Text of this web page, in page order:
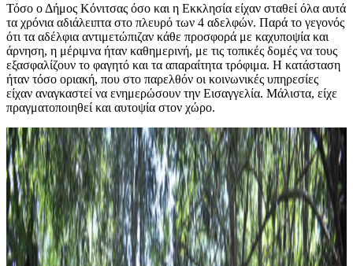
Τόσο ο Δήμος Κόνιτσας όσο και η Εκκλησία είχαν σταθεί όλα αυτά
τα χρόνια αδιάλειπτα στο πλευρό των 4 αδελφών. Παρά το γεγονός
ότι τα αδέλφια αντιμετώπιζαν κάθε προσφορά με καχυποψία και
άρνηση, η μέριμνα ήταν καθημερινή, με τις τοπικές δομές να τους
εξασφαλίζουν το φαγητό και τα απαραίτητα τρόφιμα. Η κατάσταση
ήταν τόσο οριακή, που στο παρελθόν οι κοινωνικές υπηρεσίες
είχαν αναγκαστεί να ενημερώσουν την Εισαγγελία. Μάλιστα, είχε
πραγματοποιηθεί και αυτοψία στον χώρο.